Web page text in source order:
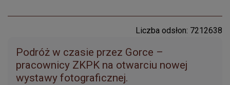
Liczba odsłon: 7212638
Podróż w czasie przez Gorce –
pracownicy ZKPK na otwarciu nowej
wystawy fotograficznej.